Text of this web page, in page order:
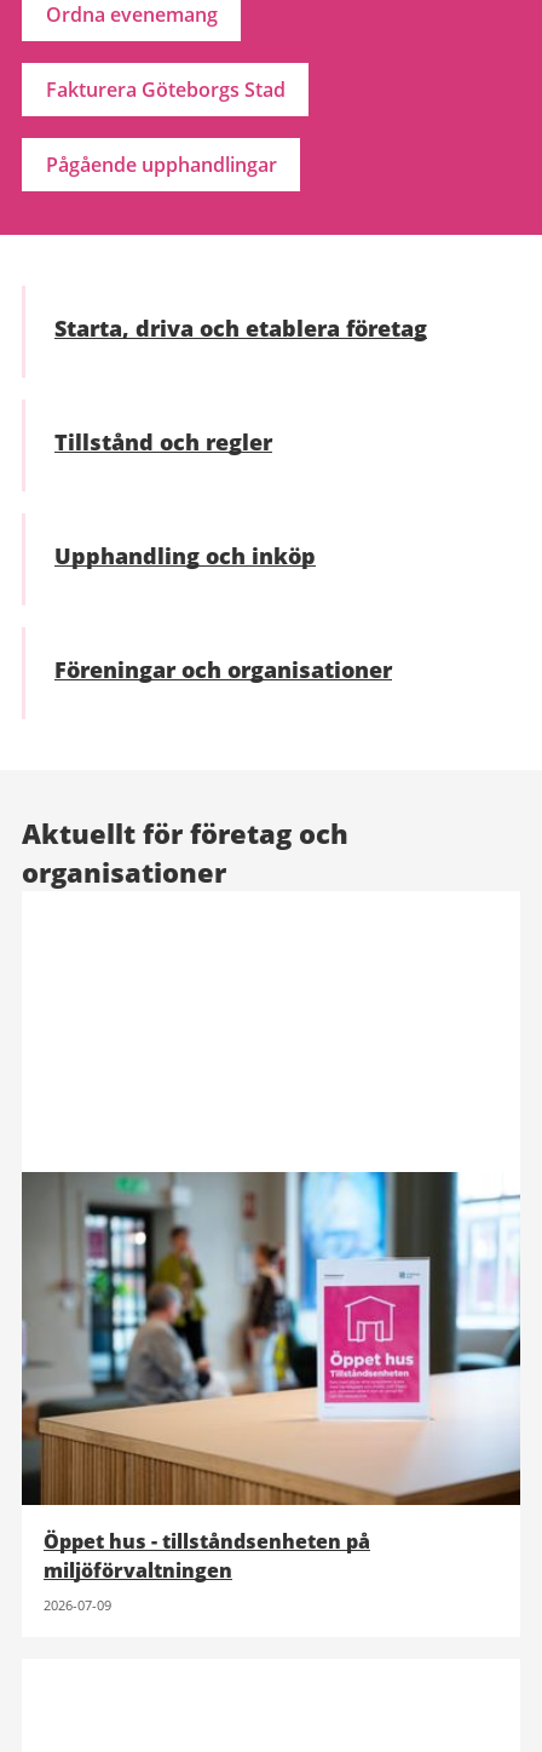
Ordna evenemang
Fakturera Göteborgs Stad
Pågående upphandlingar
Starta, driva och etablera företag
Tillstånd och regler
Upphandling och inköp
Föreningar och organisationer
Aktuellt för företag och
organisationer
Öppet hus - tillståndsenheten på
miljöförvaltningen
2026-07-09